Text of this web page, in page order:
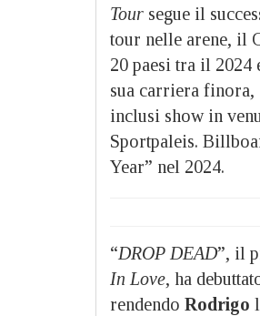
Tour segue il
tour nelle arene, il
20 paesi tra il
sua carriera
inclusi show in
Sportpaleis.
Year” nel 2024.
“DROP DEAD”, il
In Love, ha
rendendo Rodrigo